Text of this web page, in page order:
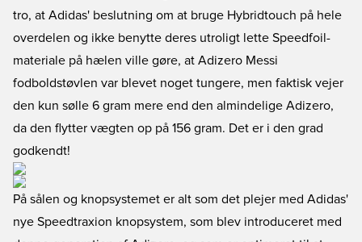
tro, at Adidas' beslutning om at bruge Hybridtouch på hele
overdelen og ikke benytte deres utroligt lette Speedfoil-
materiale på hælen ville gøre, at Adizero Messi
fodboldstøvlen var blevet noget tungere, men faktisk vejer
den kun sølle 6 gram mere end den almindelige Adizero,
da den flytter vægten op på 156 gram. Det er i den grad
godkendt!
På sålen og knopsystemet er alt som det plejer med Adidas'
nye Speedtraxion knopsystem, som blev introduceret med